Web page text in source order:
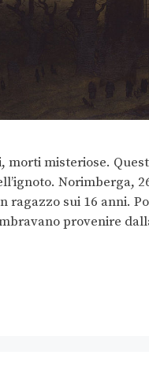
misteriose.
Norimberga,
ragazzo sui 16 anni.
provenire